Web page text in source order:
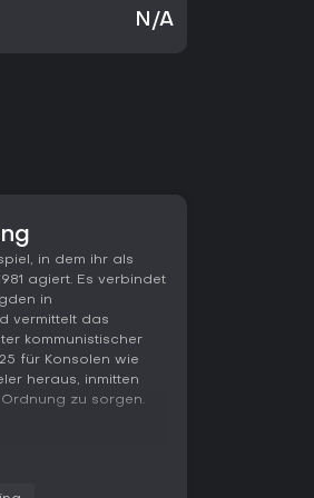
N/A
in dem ihr als
agiert. Es verbindet
in
vermittelt das
kommunistischer
für Konsolen wie
heraus, inmitten
zu sorgen.